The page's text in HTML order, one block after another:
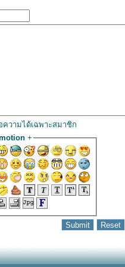
ความได้เฉพาะสมาชิก
+